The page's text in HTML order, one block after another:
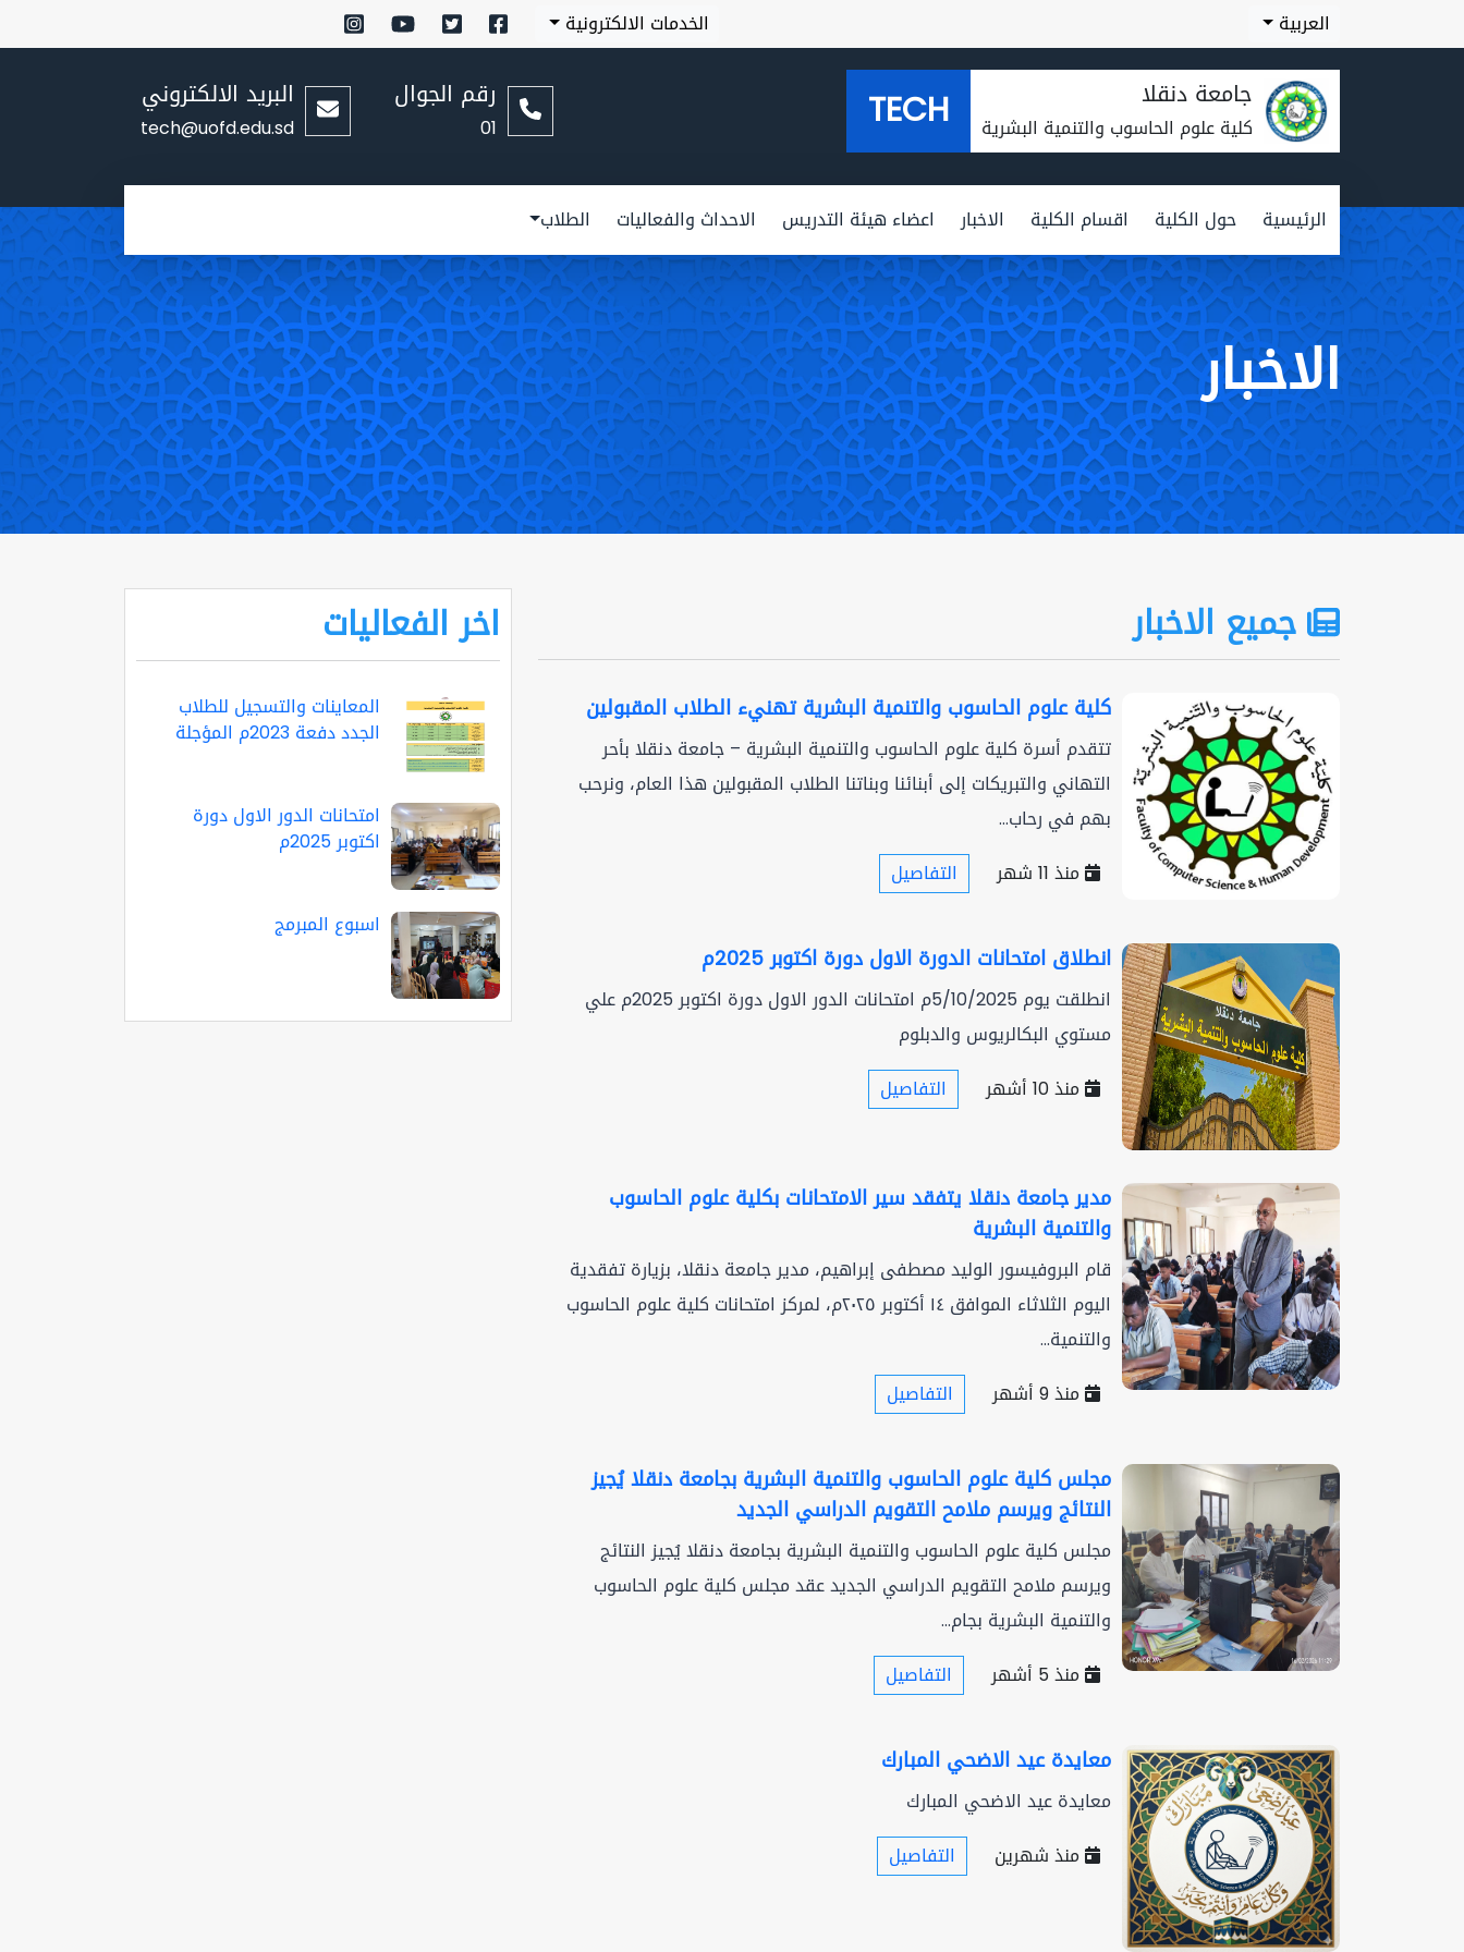
العربية الخدمات الالكترونية
جامعة دنقلا
كلية علوم الحاسوب والتنمية البشرية TECH رقم الجوال
01
البريد الالكتروني
tech@uofd.edu.sd
الرئيسية حول الكلية اقسام الكلية الاخبار اعضاء هيئة التدريس الاحداث والفعاليات الطلاب
الاخبار
جميع الاخبار
كلية علوم الحاسوب والتنمية البشرية تهنيء الطلاب المقبولين
تتقدم أسرة كلية علوم الحاسوب والتنمية البشرية – جامعة دنقلا بأحر
التهاني والتبريكات إلى أبنائنا وبناتنا الطلاب المقبولين هذا العام، ونرحب
بهم في رحاب...
منذ 11 شهر
التفاصيل
انطلاق امتحانات الدورة الاول دورة اكتوبر 2025م
انطلقت يوم 5/10/2025م امتحانات الدور الاول دورة اكتوبر 2025م علي
مستوي البكالريوس والدبلوم
منذ 10 أشهر
التفاصيل
مدير جامعة دنقلا يتفقد سير الامتحانات بكلية علوم الحاسوب
والتنمية البشرية
قام البروفيسور الوليد مصطفى إبراهيم، مدير جامعة دنقلا، بزيارة تفقدية
اليوم الثلاثاء الموافق ١٤ أكتوبر ٢٠٢٥م، لمركز امتحانات كلية علوم الحاسوب
والتنمية...
منذ 9 أشهر
التفاصيل
مجلس كلية علوم الحاسوب والتنمية البشرية بجامعة دنقلا يُجيز
النتائج ويرسم ملامح التقويم الدراسي الجديد
مجلس كلية علوم الحاسوب والتنمية البشرية بجامعة دنقلا يُجيز النتائج
ويرسم ملامح التقويم الدراسي الجديد عقد مجلس كلية علوم الحاسوب
والتنمية البشرية بجام...
منذ 5 أشهر
التفاصيل
معايدة عيد الاضحي المبارك
معايدة عيد الاضحي المبارك
منذ شهرين
التفاصيل
اخر الفعاليات
المعاينات والتسجيل للطلاب
الجدد دفعة 2023م المؤجلة
امتحانات الدور الاول دورة
اكتوبر 2025م
اسبوع المبرمج